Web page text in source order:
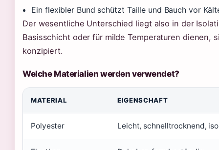
Ein flexibler Bund schützt Taille und Bauch vor
Der wesentliche Unterschied liegt also in der
Basisschicht oder für milde Temperaturen dienen,
konzipiert.
Welche Materialien werden verwendet?
MATERIAL EIGENSCHAFT
Polyester Leicht, schnelltrocknend,